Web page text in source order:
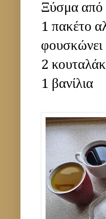
Ξύσμα από
1 πακέτο
2
1 βανίλια